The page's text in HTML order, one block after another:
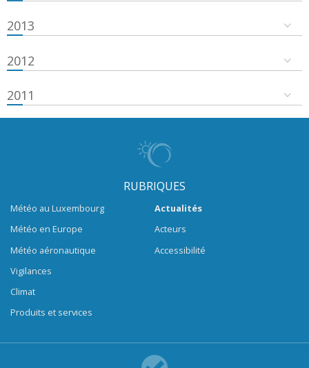
2013
2012
2011
RUBRIQUES
Météo au Luxembourg
Météo en Europe
Météo aéronautique
Vigilances
Climat
Produits et services
Actualités
Acteurs
Accessibilité